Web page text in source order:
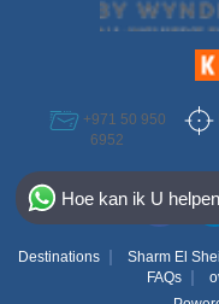
+971 50 950
6952
Destinations Sharm El
FAQs
Hoe kan ik U
Select Destination
Bahamas